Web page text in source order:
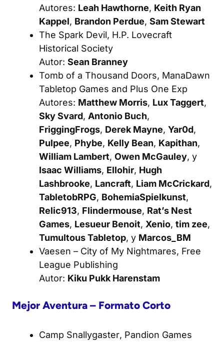
Autores: Leah Hawthorne, Keith Ryan
Kappel, Brandon Perdue, Sam Stewart
The Spark Devil, H.P. Lovecraft
Historical Society
Autor: Sean Branney
Tomb of a Thousand Doors, ManaDawn
Tabletop Games and Plus One Exp
Autores: Matthew Morris, Lux Taggert,
Sky Svard, Antonio Buch,
FriggingFrogs, Derek Mayne, Yar0d,
Pulpee, Phybe, Kelly Bean, Kapithan,
William Lambert, Owen McGauley, y
Isaac Williams, Ellohir, Hugh
Lashbrooke, Lancraft, Liam McCrickard,
TabletobRPG, BohemiaSpielkunst,
Relic913, Flindermouse, Rat’s Nest
Games, Lesueur Benoit, Xenio, tim zee,
Tumultous Tabletop, y Marcos_BM
Vaesen – City of My Nightmares, Free
League Publishing
Autor: Kiku Pukk Harenstam
Mejor Aventura – Formato Corto
Camp Snallygaster, Pandion Games